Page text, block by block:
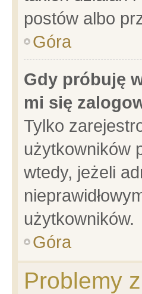
postów albo
Góra
Gdy próbuję
mi się
Tylko
użytkowników
wtedy, jeżeli
użytkowników.
Góra
Problemy